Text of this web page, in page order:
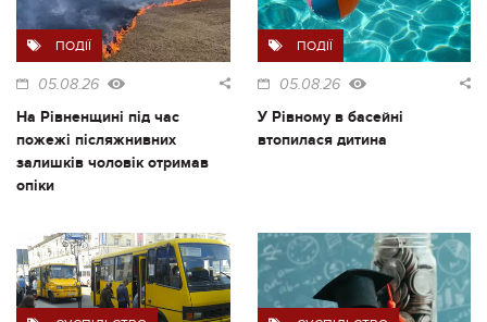
ПОДІЇ
05.08.26
На Рівненщині під час
пожежі післяжнивних
залишків чоловік отримав
опіки
ПОДІЇ
05.08.26
У Рівному в басейні
втопилася дитина